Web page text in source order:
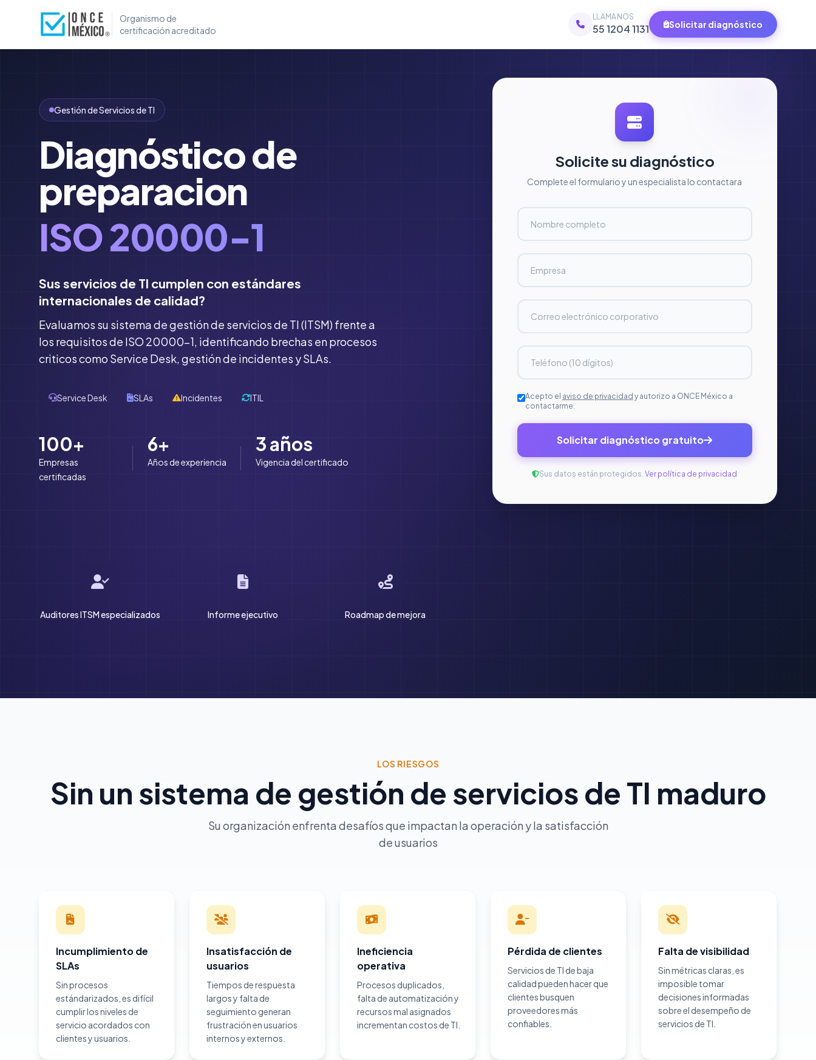
Organismo de
certificación acreditado
LLAMANOS
55 1204 1131 Solicitar diagnóstico
Gestión de Servicios de TI
Diagnóstico de
preparacion
ISO 20000-1
Sus servicios de TI cumplen con estándares
internacionales de calidad?
Evaluamos su sistema de gestión de servicios de TI (ITSM) frente a
los requisitos de ISO 20000-1, identificando brechas en procesos
criticos como Service Desk, gestión de incidentes y SLAs.
Service Desk SLAs Incidentes ITIL
100+
Empresas
certificadas
6+
Años de experiencia
3 años
Vigencia del certificado
Solicite su diagnóstico
Complete el formulario y un especialista lo contactara
Acepto el aviso de privacidad y autorizo a ONCE México a
contactarme.
Solicitar diagnóstico gratuito
Sus datos están protegidos.Ver política de privacidad
Auditores ITSM especializados Informe ejecutivo Roadmap de mejora
LOS RIESGOS
Sin un sistema de gestión de servicios de TI maduro
Su organización enfrenta desafíos que impactan la operación y la satisfacción
de usuarios
Incumplimiento de
SLAs
Sin procesos
estándarizados, es difícil
cumplir los niveles de
servicio acordados con
clientes y usuarios.
Insatisfacción de
usuarios
Tiempos de respuesta
largos y falta de
seguimiento generan
frustración en usuarios
internos y externos.
Ineficiencia
operativa
Procesos duplicados,
falta de automatización y
recursos mal asignados
incrementan costos de TI.
Pérdida de clientes
Servicios de TI de baja
calidad pueden hacer que
clientes busquen
proveedores más
confiables.
Falta de visibilidad
Sin métricas claras, es
imposible tomar
decisiones informadas
sobre el desempeño de
servicios de TI.